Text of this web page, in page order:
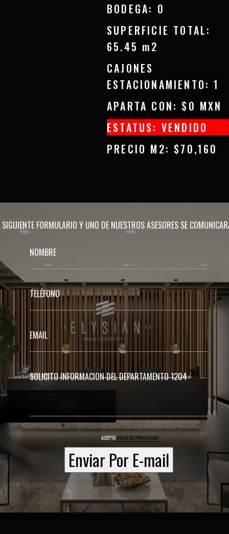
BODEGA: 0
SUPERFICIE TOTAL:
65.45 m2
CAJONES
ESTACIONAMIENTO: 1
APARTA CON: $0 MXN
ESTATUS: VENDIDO
PRECIO M2: $70,160
SIGUIENTE FORMULARIO Y UNO DE NUESTROS ASESORES SE
ACEPTOAVISO DE PRIVACIDAD